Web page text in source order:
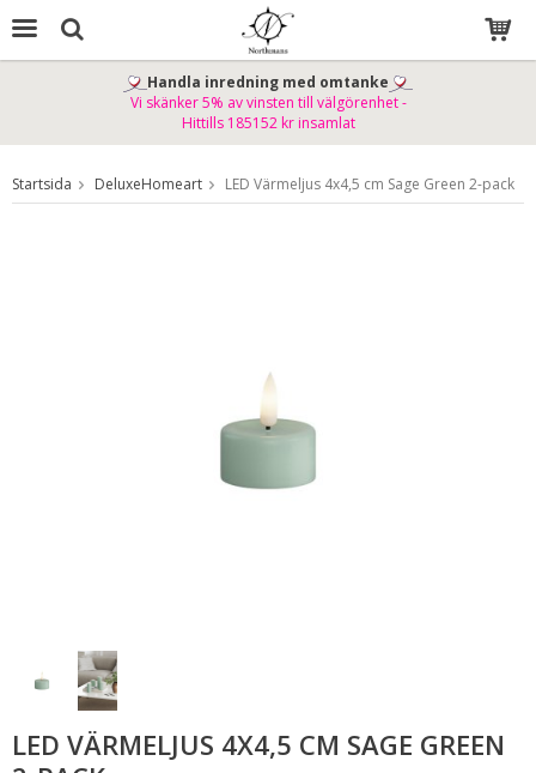
Produkten har blivit tillagd i varukorgen
Handla inredning med omtanke
Vi skänker 5% av vinsten till välgörenhet -
Hittills 185152 kr insamlat
Startsida DeluxeHomeart LED Värmeljus 4x4,5 cm Sage Green 2-pack
LED VÄRMELJUS 4X4,5 CM SAGE GREEN